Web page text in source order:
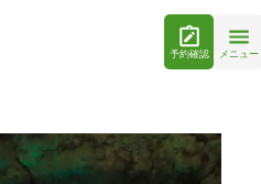
予約確認 メニュー